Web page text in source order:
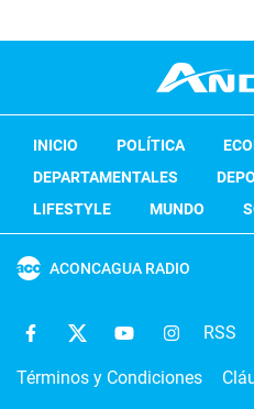
INICIO POLÍTICA
DEPARTAMENTALES
LIFESTYLE
MUNDO
ACONCAGUA RADIO
RSS
Términos y Condiciones